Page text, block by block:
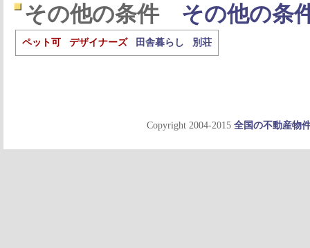
その他の条件 その他の条
ペット可 デザイナーズ 田舎暮らし 別荘
Copyright 2004-2015 全国の不動産物